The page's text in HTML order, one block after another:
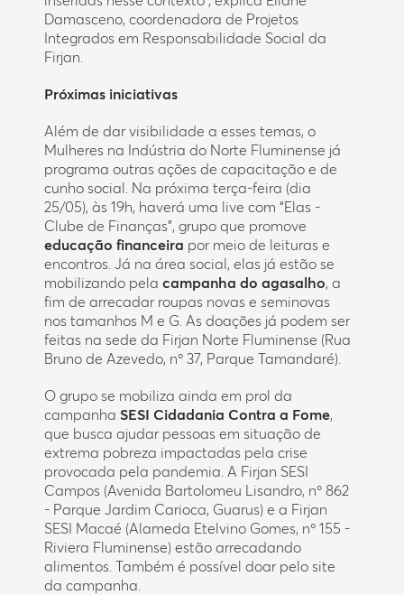
Damasceno, coordenadora de Projetos
Integrados em Responsabilidade Social da
Firjan.
Próximas iniciativas
Além de dar visibilidade a esses temas, o
Mulheres na Indústria do Norte Fluminense já
programa outras ações de capacitação e de
cunho social. Na próxima terça-feira (dia
25/05), às 19h, haverá uma live com “Elas -
Clube de Finanças”, grupo que promove
educação financeira por meio de leituras e
encontros. Já na área social, elas já estão se
mobilizando pela campanha do agasalho, a
fim de arrecadar roupas novas e seminovas
nos tamanhos M e G. As doações já podem ser
feitas na sede da Firjan Norte Fluminense (Rua
Bruno de Azevedo, nº 37, Parque Tamandaré).
O grupo se mobiliza ainda em prol da
campanha SESI Cidadania Contra a Fome,
que busca ajudar pessoas em situação de
extrema pobreza impactadas pela crise
provocada pela pandemia. A Firjan SESI
Campos (Avenida Bartolomeu Lisandro, nº 862
- Parque Jardim Carioca, Guarus) e a Firjan
SESI Macaé (Alameda Etelvino Gomes, nº 155 -
Riviera Fluminense) estão arrecadando
alimentos. Também é possível doar pelo site
da campanha.